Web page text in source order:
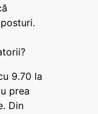
9.70 la
prea
Din